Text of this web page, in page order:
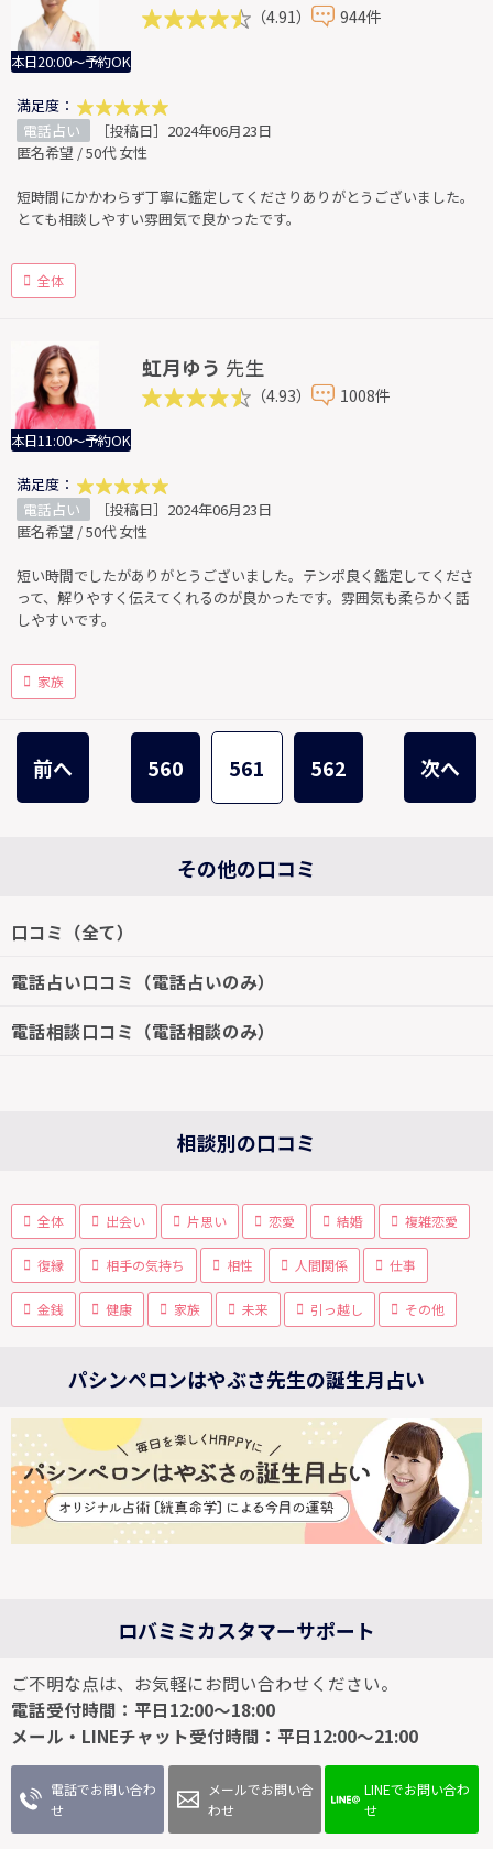
本日20:00～予約OK
（4.91） 944件
満足度：
電話占い
［投稿日］2024年06月23日
匿名希望 / 50代 女性
短時間にかかわらず丁寧に鑑定してくださりありがとうございました。
とても相談しやすい雰囲気で良かったです。
全体
本日11:00～予約OK
虹月ゆう 先生
（4.93） 1008件
満足度：
電話占い
［投稿日］2024年06月23日
匿名希望 / 50代 女性
短い時間でしたがありがとうございました。テンポ良く鑑定してくださ
って、解りやすく伝えてくれるのが良かったです。雰囲気も柔らかく話
しやすいです。
家族
前へ 560 561 562 次へ
その他の口コミ
口コミ（全て）
電話占い口コミ（電話占いのみ）
電話相談口コミ（電話相談のみ）
相談別の口コミ
全体 出会い 片思い 恋愛 結婚 複雑恋愛
復縁 相手の気持ち 相性 人間関係 仕事
金銭 健康 家族 未来 引っ越し その他
パシンペロンはやぶさ先生の誕生月占い
ロバミミカスタマーサポート
ご不明な点は、お気軽にお問い合わせください。
電話受付時間：平日12:00～18:00
メール・LINEチャット受付時間：平日12:00～21:00
電話でお問い合わ
せ
メールでお問い合
わせ
LINEでお問い合わ
せ